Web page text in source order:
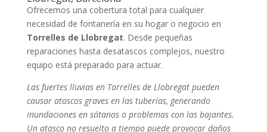
Ofrecemos una cobertura total para cualquier
necesidad de fontanería en su hogar o negocio en
Torrelles de Llobregat. Desde pequeñas
reparaciones hasta desatascos complejos, nuestro
equipo está preparado para actuar.
Las fuertes lluvias en Torrelles de Llobregat pueden
causar atascos graves en las tuberías, generando
inundaciones en sótanos o problemas con las bajantes.
Un atasco no resuelto a tiempo puede provocar daños